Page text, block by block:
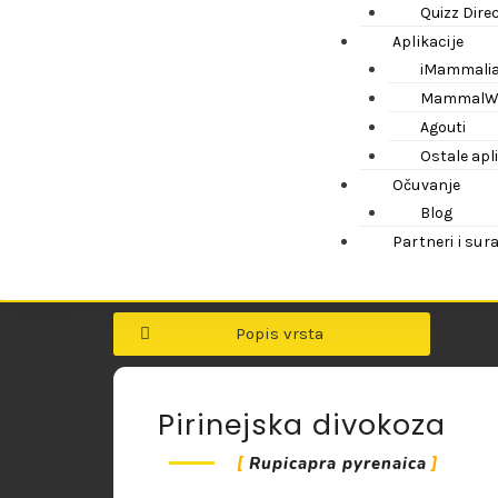
Quizz
Aplikacije
iMammalia
Agouti
Ostale
Očuvanje
Blog
Partneri i
Popis vrsta
Pirinejska divokoza
Rupicapra pyrenaica